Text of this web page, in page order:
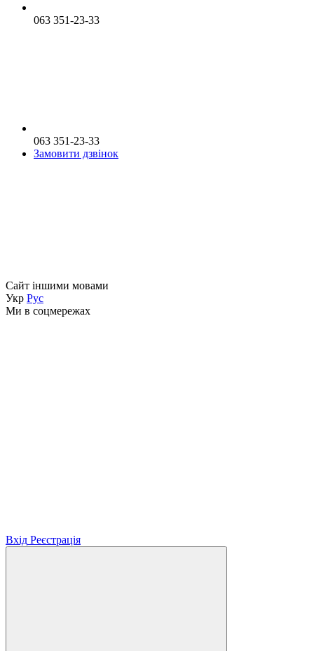
063 351-23-33
063 351-23-33
Замовити дзвінок
Сайт іншими мовами
Укр Рус
Ми в соцмережах
Вхід Реєстрація